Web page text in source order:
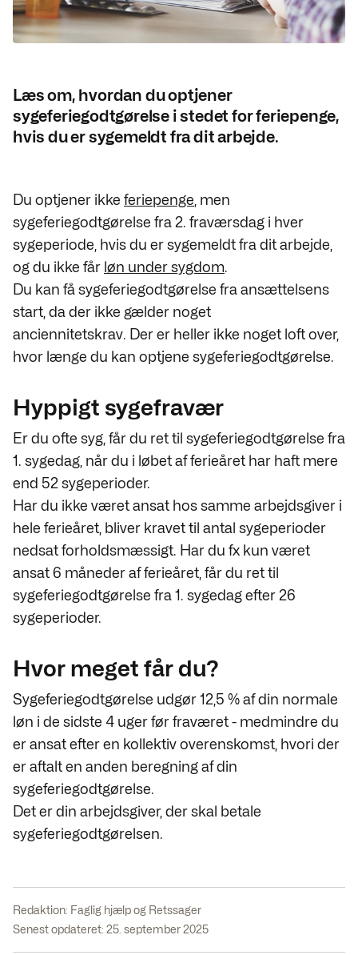
Læs om, hvordan du optjener
sygeferiegodtgørelse i stedet for feriepenge,
hvis du er sygemeldt fra dit arbejde.
Du optjener ikke feriepenge , men
sygeferiegodtgørelse fra 2. fraværsdag i hver
sygeperiode , hvis du er sygemeldt fra dit arbejde,
og du ikke får løn under sygdom.
Du kan få sygeferiegodtgørelse fra ansættelsens
start, da der ikke gælder noget
anciennitetskrav. Der er heller ikke noget loft over,
hvor længe du kan optjene sygeferiegodtgørelse.
Hyppigt sygefravær
Er du ofte syg, får du ret til sygeferiegodtgørelse fra
1. sygedag, når du i løbet af ferieåret har haft mere
end 52 sygeperioder.
Har du ikke været ansat hos samme arbejdsgiver i
hele ferieåret, bliver kravet til antal sygeperioder
nedsat forholdsmæssigt. Har du fx kun været
ansat 6 måneder af ferieåret, får du ret til
sygeferiegodtgørelse fra 1. sygedag efter 26
sygeperioder.
Hvor meget får du?
Sygeferiegodtgørelse udgør 12,5 % af din normale
løn i de sidste 4 uger før fraværet - medmindre du
er ansat efter en kollektiv overenskomst, hvori der
er aftalt en anden beregning af din
sygeferiegodtgørelse.
Det er din arbejdsgiver, der skal betale
sygeferiegodtgørelsen.
Redaktion: Faglig hjælp og Retssager
Senest opdateret: 25. september 2025